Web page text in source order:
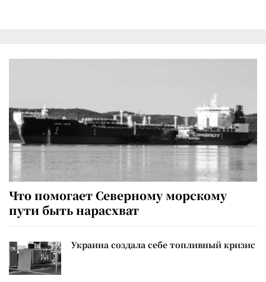
Что помогает Северному морскому
пути быть нарасхват
Украина создала себе топливный кризис